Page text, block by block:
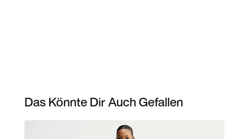
Das Könnte Dir Auch Gefallen